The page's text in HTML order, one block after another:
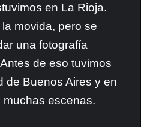
en La Rioja.
movida, pero se
una fotografía
de eso tuvimos
de Buenos Aires y en
muchas escenas.